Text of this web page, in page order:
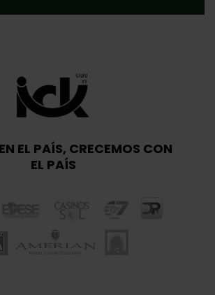
EL PAÍS, CRECEMOS CON
EL PAÍS